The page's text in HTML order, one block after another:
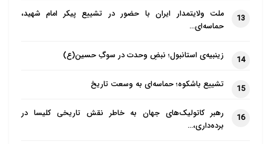
13
ملت ولایتمدار ایران با حضور در تشییع پیکر امام شهید،
حماسه‌ای…
14 زینبیه‌ی استانبول؛ نبضِ وحدت در سوگِ حسین(ع)
15 تشییع باشکوه؛ حماسه‌ای به وسعت تاریخ
16
رهبر کاتولیک‌های جهان به خاطر نقش تاریخی کلیسا در
برده‌داری،…